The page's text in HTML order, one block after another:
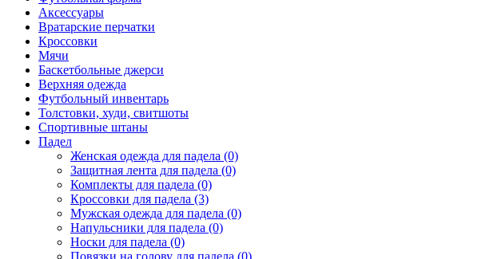
Аксессуары
Вратарские перчатки
Кроссовки
Мячи
Баскетбольные джерси
Верхняя одежда
Футбольный инвентарь
Толстовки, худи, свитшоты
Спортивные штаны
Падел
Женская одежда для падела (0)
Защитная лента для падела (0)
Комплекты для падела (0)
Кроссовки для падела (3)
Мужская одежда для падела (0)
Напульсники для падела (0)
Носки для падела (0)
Повязки на голову для падела (0)